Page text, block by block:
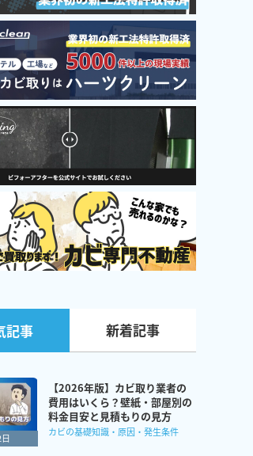
記事 新着記事
【2026年版】カビ取り業者の
費用はいくら？壁紙・部屋別の
料金目安と見積もりの見方
カビの基礎知識・原因・発生条件